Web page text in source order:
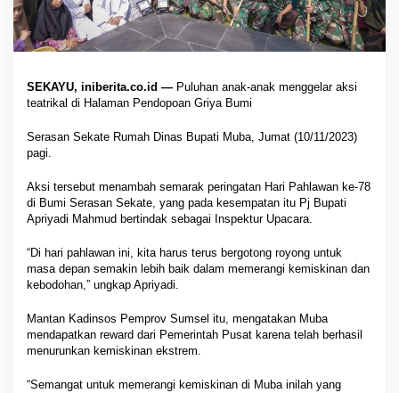
SEKAYU, iniberita.co.id — Puluhan anak-anak menggelar aksi
teatrikal di Halaman Pendopoan Griya Bumi
Serasan Sekate Rumah Dinas Bupati Muba, Jumat (10/11/2023)
pagi.
Aksi tersebut menambah semarak peringatan Hari Pahlawan ke-78
di Bumi Serasan Sekate, yang pada kesempatan itu Pj Bupati
Apriyadi Mahmud bertindak sebagai Inspektur Upacara.
“Di hari pahlawan ini, kita harus terus bergotong royong untuk
masa depan semakin lebih baik dalam memerangi kemiskinan dan
kebodohan,” ungkap Apriyadi.
Mantan Kadinsos Pemprov Sumsel itu, mengatakan Muba
mendapatkan reward dari Pemerintah Pusat karena telah berhasil
menurunkan kemiskinan ekstrem.
“Semangat untuk memerangi kemiskinan di Muba inilah yang